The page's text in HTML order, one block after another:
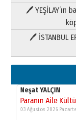
🖊 YEŞİLAY’ın
🖊 İSTANBUL
09
Yusuf
11
Neşat YALÇIN
Paranın Aile
03 Ağustos 2026